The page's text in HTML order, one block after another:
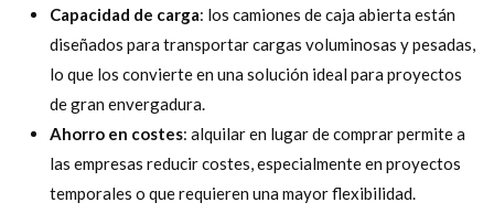
Capacidad de carga: los camiones de caja abierta están
diseñados para transportar cargas voluminosas y pesadas,
lo que los convierte en una solución ideal para proyectos
de gran envergadura.
Ahorro en costes: alquilar en lugar de comprar permite a
las empresas reducir costes, especialmente en proyectos
temporales o que requieren una mayor flexibilidad.